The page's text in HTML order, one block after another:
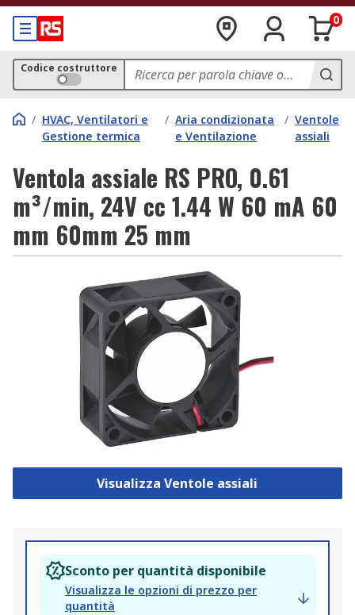
0
Codice costruttore
/ HVAC, Ventilatori e
Gestione termica
/ Aria condizionata
e Ventilazione
/ Ventole
assiali
Ventola assiale RS PRO, 0.61
m³/min, 24V cc 1.44 W 60 mA 60
mm 60mm 25 mm
Visualizza Ventole assiali
Sconto per quantità disponibile
Visualizza le opzioni di prezzo per
quantità